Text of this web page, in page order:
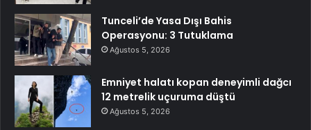
Tunceli’de Yasa Dışı Bahis
Operasyonu: 3 Tutuklama
Ağustos 5, 2026
Emniyet halatı kopan deneyimli dağcı
12 metrelik uçuruma düştü
Ağustos 5, 2026